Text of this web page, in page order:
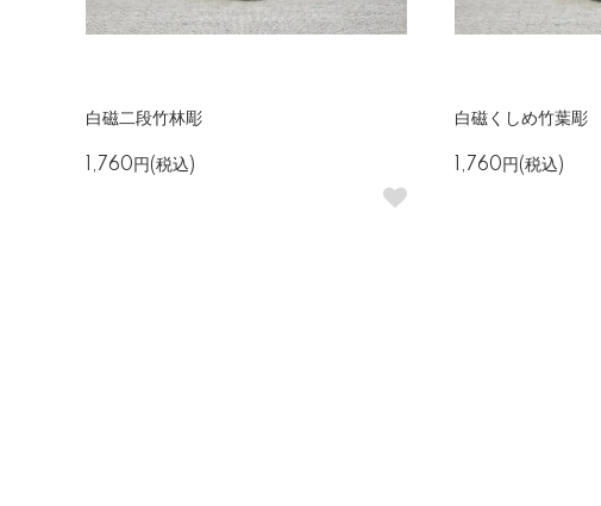
白磁二段竹林彫
1,760円(税込)
白磁くしめ竹葉彫
1,760円(税込)